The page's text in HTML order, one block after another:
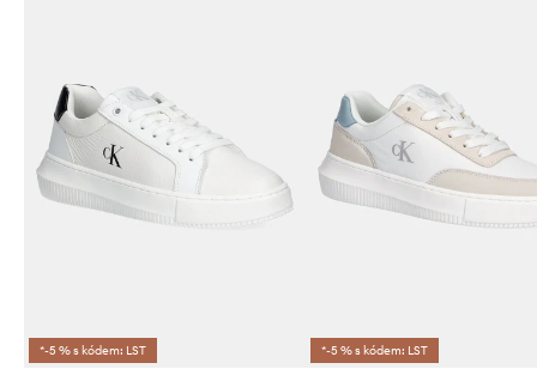
*-5 % s kódem: LST *-5 % s kódem: LST